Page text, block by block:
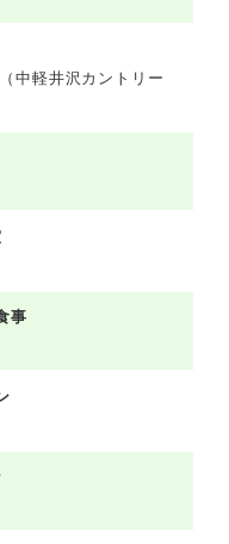
中軽井沢カントリー
事